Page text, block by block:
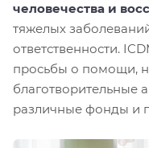
человечества и
тяжелых
ответственности.
просьбы о помощи,
благотворительные
различные фонды и